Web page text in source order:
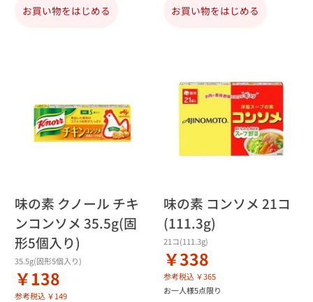
お買い物をはじめる お買い物をはじめる
味の素 クノール チキ
ンコンソメ 35.5g(固
形5個入り)
35.5g(固形5個入り)
￥138
参考税込 ￥149
味の素 コンソメ 21コ
(111.3g)
21コ(111.3g)
￥338
参考税込 ￥365
お一人様5点限り